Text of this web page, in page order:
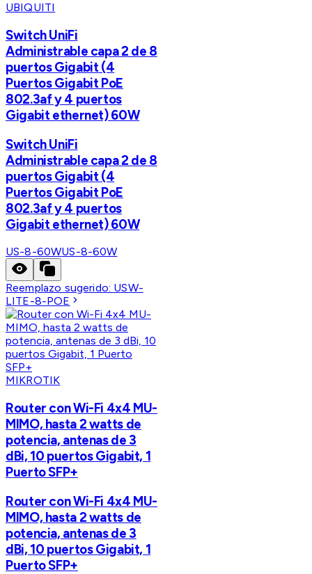
UBIQUITI
Switch UniFi
Administrable capa 2 de 8
puertos Gigabit (4
Puertos Gigabit PoE
802.3af y 4 puertos
Gigabit ethernet) 60W
Switch UniFi
Administrable capa 2 de 8
puertos Gigabit (4
Puertos Gigabit PoE
802.3af y 4 puertos
Gigabit ethernet) 60W
US-8-60WUS-8-60W
Reemplazo sugerido: USW-
LITE-8-POE
MIKROTIK
Router con Wi-Fi 4x4 MU-
MIMO, hasta 2 watts de
potencia, antenas de 3
dBi, 10 puertos Gigabit, 1
Puerto SFP+
Router con Wi-Fi 4x4 MU-
MIMO, hasta 2 watts de
potencia, antenas de 3
dBi, 10 puertos Gigabit, 1
Puerto SFP+